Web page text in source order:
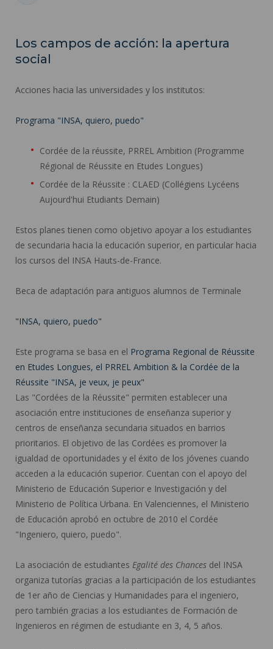
Los campos de acción: la apertura
social
Acciones hacia las universidades y los institutos:
Programa "INSA, quiero, puedo"
Cordée de la réussite, PRREL Ambition (Programme
Régional de Réussite en Etudes Longues)
Cordée de la Réussite : CLAED (Collégiens Lycéens
Aujourd'hui Etudiants Demain)
Estos planes tienen como objetivo apoyar a los estudiantes
de secundaria hacia la educación superior, en particular hacia
los cursos del INSA Hauts-de-France.
Beca de adaptación para antiguos alumnos de Terminale
"INSA, quiero, puedo"
Este programa se basa en el Programa Regional de Réussite
en Etudes Longues, el PRREL Ambition & la Cordée de la
Réussite "INSA, je veux, je peux"
Las "Cordées de la Réussite" permiten establecer una
asociación entre instituciones de enseñanza superior y
centros de enseñanza secundaria situados en barrios
prioritarios. El objetivo de las Cordées es promover la
igualdad de oportunidades y el éxito de los jóvenes cuando
acceden a la educación superior. Cuentan con el apoyo del
Ministerio de Educación Superior e Investigación y del
Ministerio de Política Urbana. En Valenciennes, el Ministerio
de Educación aprobó en octubre de 2010 el Cordée
"Ingeniero, quiero, puedo".
La asociación de estudiantes Egalité des Chances del INSA
organiza tutorías gracias a la participación de los estudiantes
de 1er año de Ciencias y Humanidades para el ingeniero,
pero también gracias a los estudiantes de Formación de
Ingenieros en régimen de estudiante en 3, 4, 5 años.